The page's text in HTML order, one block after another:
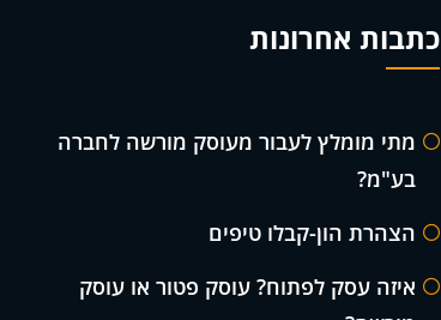
כתבות אחרונות
מתי מומלץ לעבור מעוסק מורשה לחברה
בע"מ?
הצהרת הון-קבלו טיפים
איזה עסק לפתוח? עוסק פטור או עוסק